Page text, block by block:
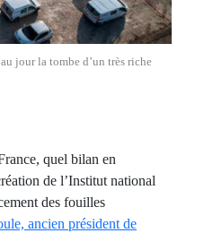
jour la tombe d’un très riche
quel bilan en
de l’Institut national
des fouilles
ancien président de